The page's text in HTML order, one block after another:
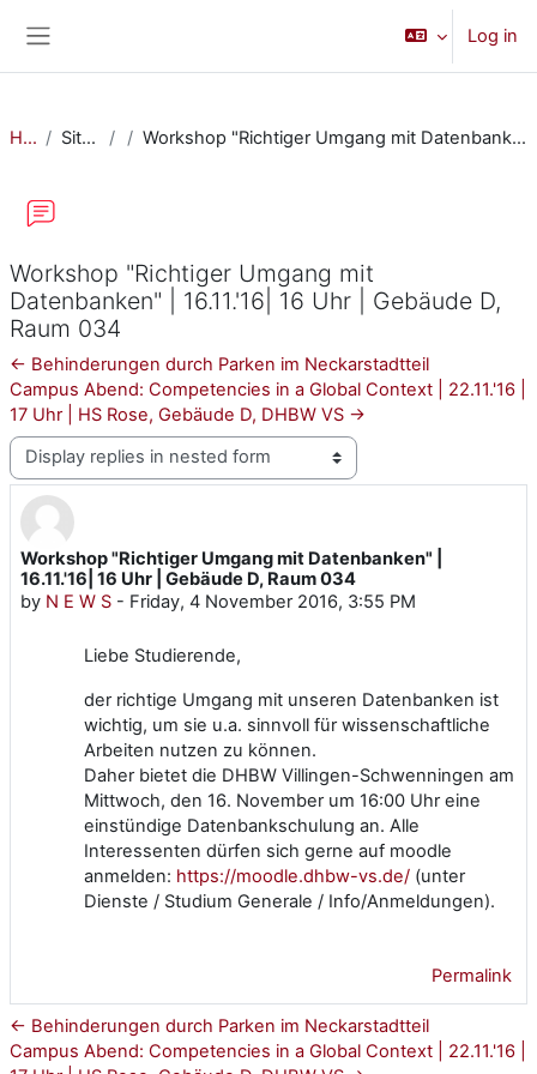
Log in
Home Site pages Workshop "Richtiger Umgang mit Datenbanken" | 16.11.'16| 16 Uhr | Gebäude D, Raum 034
Workshop "Richtiger Umgang mit
Datenbanken" | 16.11.'16| 16 Uhr | Gebäude D,
Raum 034
← Behinderungen durch Parken im Neckarstadtteil
Campus Abend: Competencies in a Global Context | 22.11.'16 |
17 Uhr | HS Rose, Gebäude D, DHBW VS →
Display mode
Workshop "Richtiger Umgang mit Datenbanken" |
16.11.'16| 16 Uhr | Gebäude D, Raum 034
by N E W S - Friday, 4 November 2016, 3:55 PM
Number of replies: 0
Liebe Studierende,
der richtige Umgang mit unseren Datenbanken ist
wichtig, um sie u.a. sinnvoll für wissenschaftliche
Arbeiten nutzen zu können.
Daher bietet die DHBW Villingen-Schwenningen am
Mittwoch, den 16. November um 16:00 Uhr eine
einstündige Datenbankschulung an. Alle
Interessenten dürfen sich gerne auf moodle
anmelden: https://moodle.dhbw-vs.de/ (unter
Dienste / Studium Generale / Info/Anmeldungen).
Permalink
← Behinderungen durch Parken im Neckarstadtteil
Campus Abend: Competencies in a Global Context | 22.11.'16 |